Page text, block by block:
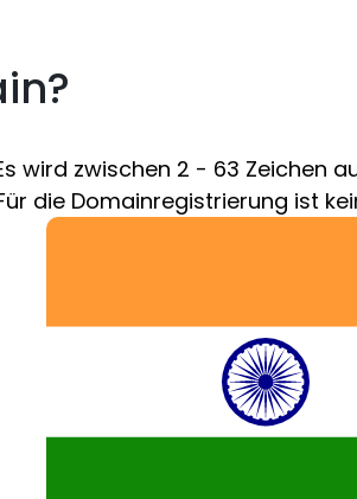
wird zwischen 2 - 63 Zeichen
die Domainregistrierung ist